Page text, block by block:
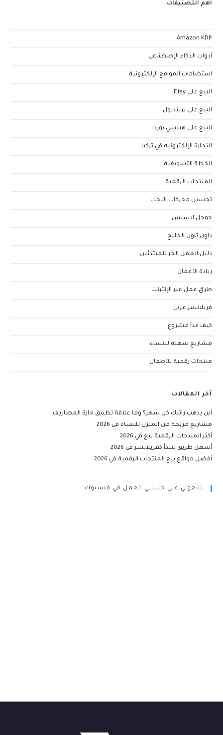
أهم التصنيفات
Amazon KDP
أدوات الذكاء الإصطناعي
استضافات المواقع الإلكترونية
البيع على Etsy
البيع على ترينديول
البيع على هيبسي بوردا
التجارة الإلكترونية في تركيا
الخطة التسويقية
المنتجات الرقمية
تحسين محركات البحث
جوجل ادسنس
داون تاون الخليج
دليل العمل الحر للمبتدئين
ريادة الأعمال
طرق عمل عبر الإنترنت
فريلانسر عربي
كيف ابدأ مشروع
مشاريع سهلة للنساء
منتجات رقمية للأطفال
آخر المقالات
أين يذهب راتبك كل شهر؟ وما علاقة تطبيق ادارة المصاريف
مشاريع مربحة من المنزل للنساء في 2026
أكثر المنتجات الرقمية بيع في 2026
أسهل طريق لتبدأ كفريلانسر في 2026
أفضل مواقع بيع المنتجات الرقمية في 2026
تابعوني على حسابي العمل في فيسبوك